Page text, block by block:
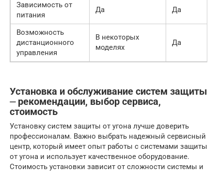
Зависимость от
питания
Да Да
Возможность
дистанционного
управления
В некоторых
моделях
Да
Установка и обслуживание систем защиты
⏤ рекомендации, выбор сервиса,
стоимость
Установку систем защиты от угона лучше доверить
профессионалам. Важно выбрать надежный сервисный
центр, который имеет опыт работы с системами защиты
от угона и использует качественное оборудование.
Стоимость установки зависит от сложности системы и